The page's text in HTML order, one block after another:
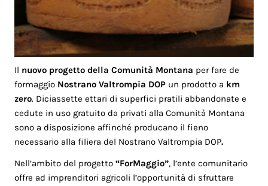
Il nuovo progetto della Comunità Montana per fare de
formaggio Nostrano Valtrompia DOP un prodotto a km
zero. Diciassette ettari di superfici pratili abbandonate e
cedute in uso gratuito da privati alla Comunità Montana
sono a disposizione affinché producano il fieno
necessario alla filiera del Nostrano Valtrompia DOP.
Nell’ambito del progetto “ForMaggio”, l’ente comunitario
offre ad imprenditori agricoli l’opportunità di sfruttare